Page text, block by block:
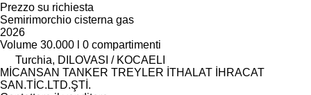
Prezzo su richiesta
Semirimorchio cisterna gas
2026
Volume 30.000 l
0 compartimenti
Turchia, DILOVASI / KOCAELI
MİCANSAN TANKER TREYLER İTHALAT İHRACAT
SAN.TİC.LTD.ŞTİ.